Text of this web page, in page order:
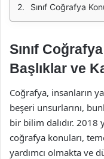
Sınıf Coğrafya
Sınıf
Başlıklar ve
Coğrafya, insanların
beşeri unsurlarını,
bir bilim dalıdır. 2018
coğrafya konuları,
yardımcı olmakta ve